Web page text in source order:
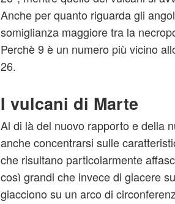
Anche per quanto riguarda gli
somiglianza maggiore tra la
Perchè 9 è un numero più vicino
26.
I vulcani di Marte
Al di là del nuovo rapporto e della
anche concentrarsi sulle
che risultano particolarmente
così grandi che invece di giacere
giacciono su un arco di